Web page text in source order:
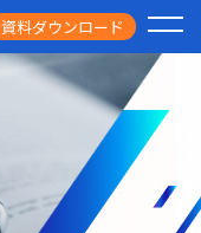
資料ダウンロード